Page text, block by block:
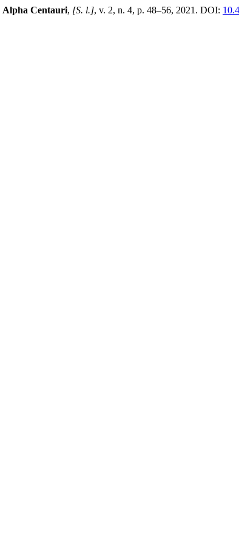
Alpha Centauri, [S. l.], v. 2, n. 4, p. 48–56, 2021. DOI: